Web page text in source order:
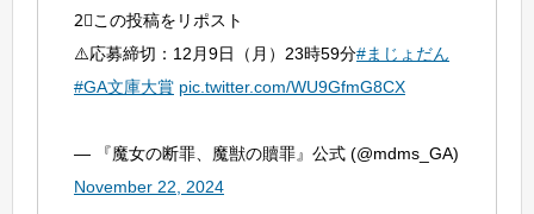
2⃣この投稿をリポスト
⚠️応募締切：12月9日（月）23時59分#まじょだん
#GA文庫大賞 pic.twitter.com/WU9GfmG8CX
— 『魔女の断罪、魔獣の贖罪』公式 (@mdms_GA)
November 22, 2024